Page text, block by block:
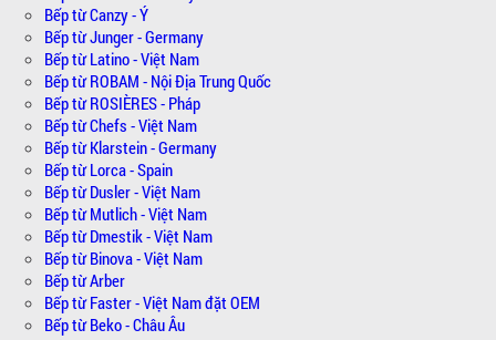
Bếp từ Canzy - Ý
Bếp từ Junger - Germany
Bếp từ Latino - Việt Nam
Bếp từ ROBAM - Nội Địa Trung Quốc
Bếp từ ROSIÈRES - Pháp
Bếp từ Chefs - Việt Nam
Bếp từ Klarstein - Germany
Bếp từ Lorca - Spain
Bếp từ Dusler - Việt Nam
Bếp từ Mutlich - Việt Nam
Bếp từ Dmestik - Việt Nam
Bếp từ Binova - Việt Nam
Bếp từ Arber
Bếp từ Faster - Việt Nam đặt OEM
Bếp từ Beko - Châu Âu